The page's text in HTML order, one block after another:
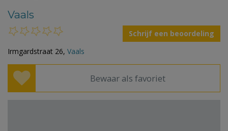
Vaals
Schrijf een beoordeling
Irmgardstraat 26, Vaals
Bewaar als favoriet